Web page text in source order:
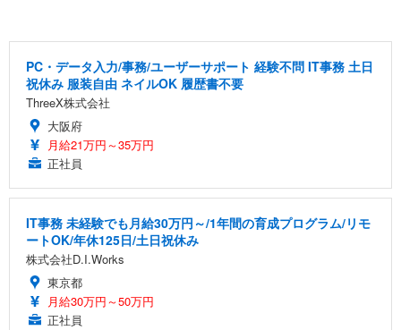
PC・データ入力/事務/ユーザーサポート 経験不問 IT事務 土日
祝休み 服装自由 ネイルOK 履歴書不要
ThreeX株式会社
大阪府
月給21万円～35万円
正社員
IT事務 未経験でも月給30万円～/1年間の育成プログラム/リモ
ートOK/年休125日/土日祝休み
株式会社D.I.Works
東京都
月給30万円～50万円
正社員